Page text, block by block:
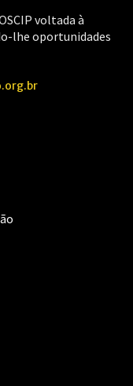
voltada à
lhe oportunidades